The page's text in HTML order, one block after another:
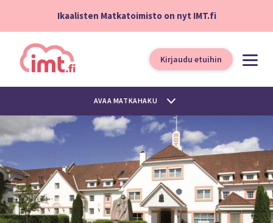
Ikaalisten Matkatoimisto on nyt IMT.fi
Kirjaudu etuihin
AVAA MATKAHAKU